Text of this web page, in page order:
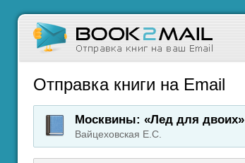
Отправка книги на Email
Москвины: «Лед для двоих»
Вайцеховская Е.С.